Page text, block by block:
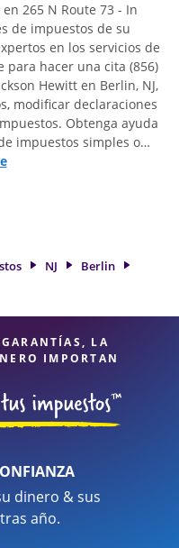
en 265 N Route 73 - In
de impuestos de su
en los servicios de
para hacer una cita (856)
Hewitt en Berlin, NJ,
modificar declaraciones
Obtenga ayuda
impuestos simples o
impuestos de trabajo
de impuestos en Berlin,
265 N Route 73 es una
profesionales de
de servicios
NJ
Berlin
LA
IMPORTAN
dinero & sus
año.